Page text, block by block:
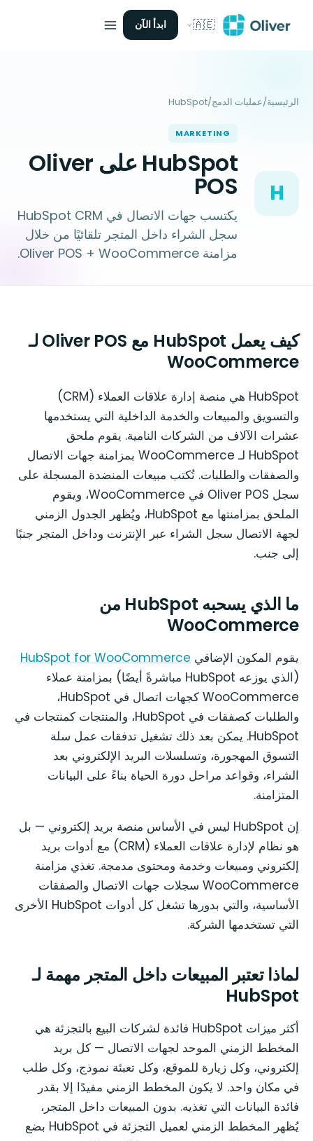
🇦🇪 ابدأ الآن
الرئيسية/عمليات الدمج/
HubSpot
H
MARKETING
HubSpot على Oliver
POS
يكتسب جهات الاتصال في HubSpot CRM
سجل الشراء داخل المتجر تلقائيًا من خلال
مزامنة Oliver POS + WooCommerce.
كيف يعمل HubSpot مع Oliver POS لـ
WooCommerce
HubSpot هي منصة إدارة علاقات العملاء (CRM)
والتسويق والمبيعات والخدمة الداخلية التي يستخدمها
عشرات الآلاف من الشركات النامية. يقوم ملحق
HubSpot لـ WooCommerce بمزامنة جهات الاتصال
والصفقات والطلبات. تُكتب مبيعات المنضدة المسجلة على
سجل Oliver POS في WooCommerce، ويقوم
الملحق بمزامنتها مع HubSpot، ويُظهر الجدول الزمني
لجهة الاتصال سجل الشراء عبر الإنترنت وداخل المتجر جنبًا
إلى جنب.
ما الذي يسحبه HubSpot من
WooCommerce
يقوم المكون الإضافي HubSpot for WooCommerce
(الذي يوزعه HubSpot مباشرةً أيضًا) بمزامنة عملاء
WooCommerce كجهات اتصال في HubSpot،
والطلبات كصفقات في HubSpot، والمنتجات كمنتجات في
HubSpot. يمكن بعد ذلك تشغيل تدفقات عمل سلة
التسوق المهجورة، وتسلسلات البريد الإلكتروني بعد
الشراء، وقواعد مراحل دورة الحياة بناءً على البيانات
المتزامنة.
إن HubSpot ليس في الأساس منصة بريد إلكتروني — بل
هو نظام لإدارة علاقات العملاء (CRM) مع أدوات بريد
إلكتروني ومبيعات وخدمة ومحتوى مدمجة. تغذي مزامنة
WooCommerce سجلات جهات الاتصال والصفقات
الأساسية، والتي بدورها تشغل كل أدوات HubSpot الأخرى
التي تستخدمها الشركة.
لماذا تعتبر المبيعات داخل المتجر مهمة لـ
HubSpot
أكثر ميزات HubSpot فائدة لشركات البيع بالتجزئة هي
المخطط الزمني الموحد لجهات الاتصال — كل بريد
إلكتروني، وكل زيارة للموقع، وكل تعبئة نموذج، وكل طلب
في مكان واحد. لا يكون المخطط الزمني مفيدًا إلا بقدر
فائدة البيانات التي تغذيه. بدون المبيعات داخل المتجر،
يُظهر المخطط الزمني لعميل التجزئة في HubSpot بضع